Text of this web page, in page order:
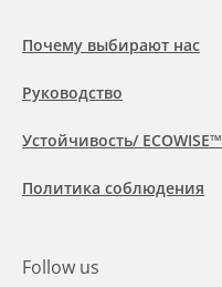
Почему выбирают нас
Руководство
Устойчивость/ ECOWISE™
Политика соблюдения
Follow us